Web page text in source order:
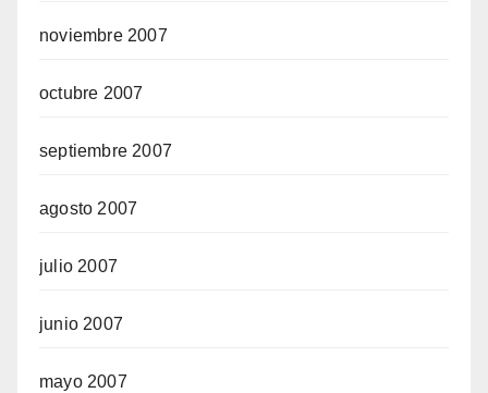
noviembre 2007
octubre 2007
septiembre 2007
agosto 2007
julio 2007
junio 2007
mayo 2007